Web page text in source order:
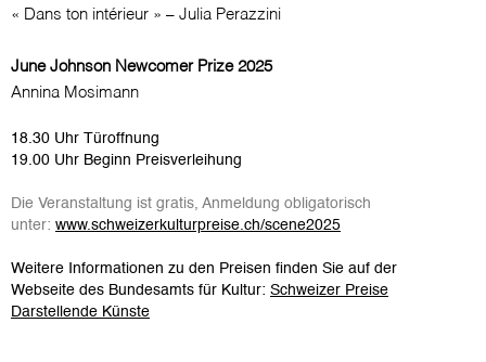
« Dans ton intérieur » – Julia Perazzini
June Johnson Newcomer Prize 2025
Annina Mosimann
18.30 Uhr Türoffnung
19.00 Uhr Beginn Preisverleihung
Die Veranstaltung ist gratis, Anmeldung obligatorisch
unter: www.schweizerkulturpreise.ch/scene2025
Weitere Informationen zu den Preisen finden Sie auf der
Webseite des Bundesamts für Kultur: Schweizer Preise
Darstellende Künste